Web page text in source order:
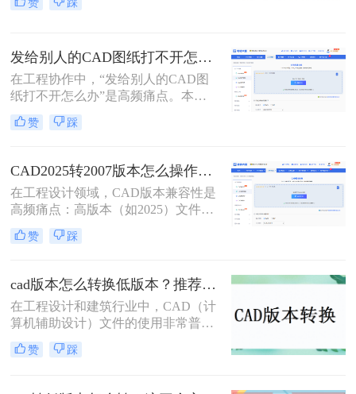
也意味着高版本的CAD文件可能无法
CAD文件的版本降低。那么cad版本
太高怎么降呢？本文将介绍四种有效
的方法来实现这一目标。
发给别人的CAD图纸打不开怎么办？CAD版本转换5种有效方法！
在工程协作中，“发给别人的CAD图
纸打不开怎么办”是高频痛点。本文
聚焦CAD版本转换核心解决方案，所
有方法均经2026年实测验证。特别强
感图纸必须使用Autodesk官方本地功
能！
赞 踩
CAD2025转2007版本怎么操作？5种安全有效方法实测（2026年最新版）!
在工程设计领域，CAD版本兼容性是
高频痛点：高版本（如2025）文件无
法被超低版本（2007）打开，导致协
作中断、进度延误。特别强调：2007
必要场景使用。那么CAD2025转2007
版本怎么操作呢？本文聚焦CAD
2025转2007核心解决方案，严格区分
安全使用场景，助您安全高效完成转
换！
赞 踩
cad版本怎么转换低版本？推荐这3种方法给大家！
在工程设计和建筑行业中，CAD（计
算机辅助设计）文件的使用非常普
遍。然而，由于不同项目和团队可能
使用不同版本的CAD软件，文件版本
怎么转换低版本呢？本文将详细介绍
赞 踩